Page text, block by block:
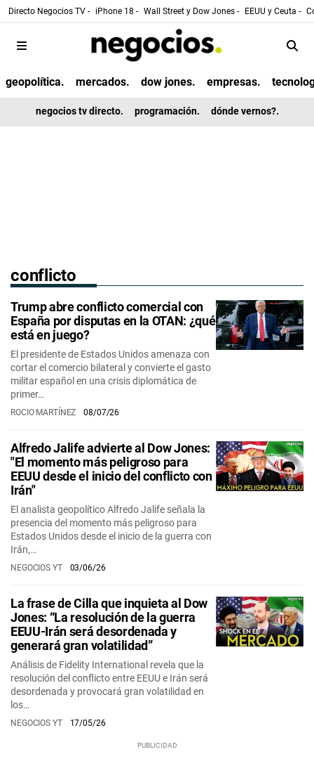
Directo Negocios TV - iPhone 18 - Wall Street y Dow Jones - EEUU y Ceuta -
geopolítica. mercados. dow jones. empresas.
negocios tv directo. programación. dónde vernos?.
conflicto
Trump abre conflicto comercial con
España por disputas en la OTAN: ¿qué
está en juego?
El presidente de Estados Unidos amenaza con
cortar el comercio bilateral y convierte el gasto
militar español en una crisis diplomática de
primer…
ROCIO MARTÍNEZ 08/07/26
Alfredo Jalife advierte al Dow Jones:
"El momento más peligroso para
EEUU desde el inicio del conflicto con
Irán"
El analista geopolítico Alfredo Jalife señala la
presencia del momento más peligroso para
Estados Unidos desde el inicio de la guerra con
Irán,…
NEGOCIOS YT 03/06/26
La frase de Cilla que inquieta al Dow
Jones: “La resolución de la guerra
EEUU-Irán será desordenada y
generará gran volatilidad”
Análisis de Fidelity International revela que la
resolución del conflicto entre EEUU e Irán será
desordenada y provocará gran volatilidad en
los…
NEGOCIOS YT 17/05/26